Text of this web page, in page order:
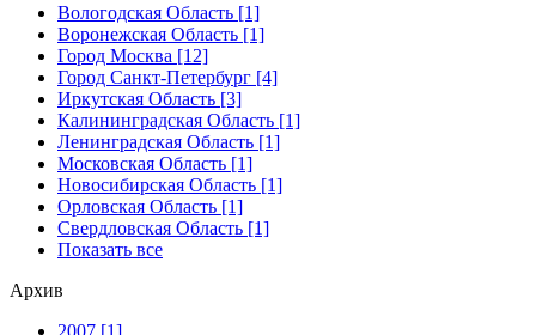
Вологодская Область [1]
Воронежская Область [1]
Город Москва [12]
Город Санкт-Петербург [4]
Иркутская Область [3]
Калининградская Область [1]
Ленинградская Область [1]
Московская Область [1]
Новосибирская Область [1]
Орловская Область [1]
Свердловская Область [1]
Показать все
Архив
2007 [1]